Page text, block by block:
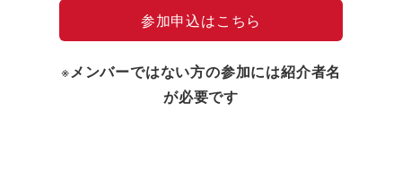
参加申込はこちら
※メンバーではない方の参加には紹介者名
が必要です